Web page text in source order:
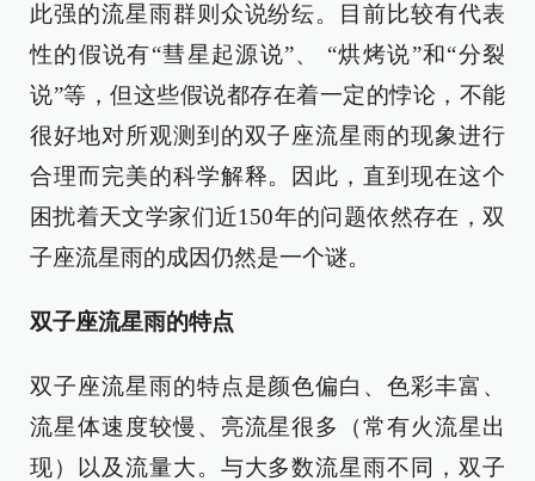
此强的流星雨群则众说纷纭。目前比较有代表
性的假说有“彗星起源说”、 “烘烤说”和“分裂
说”等，但这些假说都存在着一定的悖论，不能
很好地对所观测到的双子座流星雨的现象进行
合理而完美的科学解释。因此，直到现在这个
困扰着天文学家们近150年的问题依然存在，双
子座流星雨的成因仍然是一个谜。
双子座流星雨的特点
双子座流星雨的特点是颜色偏白、色彩丰富、
流星体速度较慢、亮流星很多（常有火流星出
现）以及流量大。与大多数流星雨不同，双子